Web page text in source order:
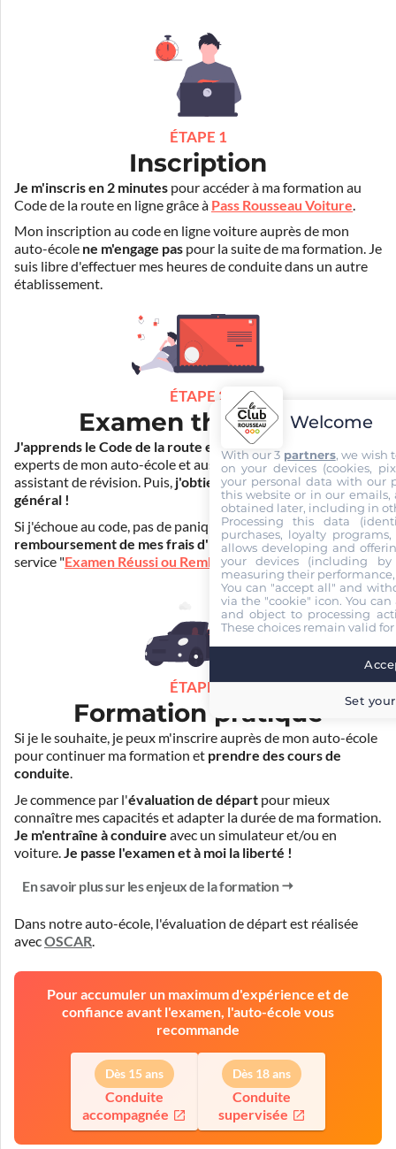
ÉTAPE 1
Inscription
Je m'inscris en 2 minutes pour accéder à ma formation au
Code de la route en ligne grâce à Pass Rousseau Voiture.
Mon inscription au code en ligne voiture auprès de mon
auto-école ne m'engage pas pour la suite de ma formation. Je
suis libre d'effectuer mes heures de conduite dans un autre
établissement.
ÉTAPE 2
Examen théorique
J'apprends le Code de la route en ligne. Je suis aidé par les
experts de mon auto-école et aussi par Mister Codes, mon
assistant de révision. Puis, j'obtiens l'examen théorique
général !
Si j'échoue au code, pas de panique ! Je peux bénéficier du
remboursement de mes frais d'inscription(30€) grâce au
service "Examen Réussi ou Remboursé ".
ÉTAPE 3
Formation pratique
Si je le souhaite, je peux m'inscrire auprès de mon auto-école
pour continuer ma formation et prendre des cours de
conduite.
Je commence par l'évaluation de départ pour mieux
connaître mes capacités et adapter la durée de ma formation.
Je m'entraîne à conduire avec un simulateur et/ou en
voiture. Je passe l'examen et à moi la liberté !
En savoir plus sur les enjeux de la formation
Dans notre auto-école, l'évaluation de départ est réalisée
avecOSCAR
Pour accumuler un maximum d'expérience et de
confiance avant l'examen, l'auto-école vous
recommande
Dès 15 ans
Conduite
accompagnée
Dès 18 ans
Conduite
supervisée
Welcome
With our 3 partners, we wish
on your devices (cookies,
your personal data with our
this website or in our emails,
obtained later, including in
Processing this data
purchases, loyalty
allows developing and
your devices (including
measuring their
You can "accept all" and
via the "cookie" icon. You
and object to processing
These choices remain valid
Set